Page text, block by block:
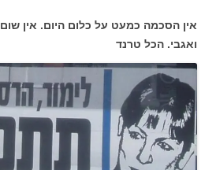
אין הסכמה כמעט על כלום היום. אין שום
ואגבי. הכל טרנד